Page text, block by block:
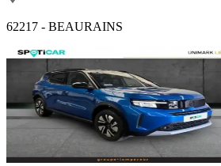
62217 - BEAURAINS